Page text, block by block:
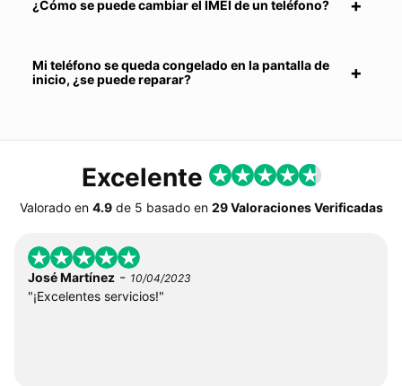
¿Cómo se puede cambiar el IMEI de un teléfono?
Mi teléfono se queda congelado en la pantalla de
inicio, ¿se puede reparar?
Excelente
Valorado en 4.9de 5 basado en 29 Valoraciones Verificadas
José Martínez - 10/04/2023
"¡Excelentes servicios!"